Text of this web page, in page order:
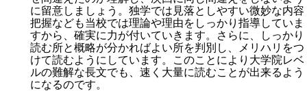
に留意しましょう。独学では見落としやすい微妙な内容
把握なども当校では理論や理由をしっかり指導していま
すから、確実に力が付いていきます。さらに、しっかり
読む所と概略が分かればよい所を判別し、メリハリをつ
けて読むようにしています。このことにより大学院レベ
ルの難解な長文でも、速く大量に読むことが出来るよう
になるのです。